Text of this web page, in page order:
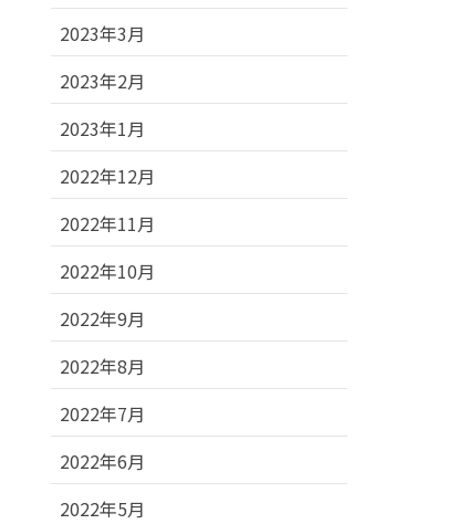
2023年3月
2023年2月
2023年1月
2022年12月
2022年11月
2022年10月
2022年9月
2022年8月
2022年7月
2022年6月
2022年5月